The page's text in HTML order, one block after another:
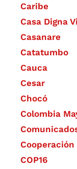
Caribe
Casa Digna
Casanare
Catatumbo
Cauca
Cesar
Chocó
Colombia
COP16